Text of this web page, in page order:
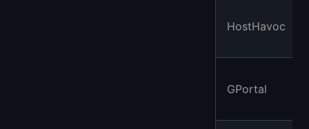
HostHavoc
GPortal